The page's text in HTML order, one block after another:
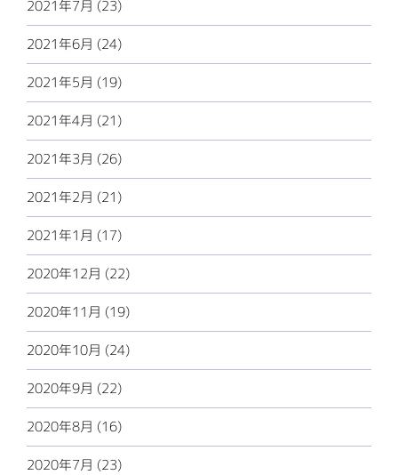
2021年7月 (23)
2021年6月 (24)
2021年5月 (19)
2021年4月 (21)
2021年3月 (26)
2021年2月 (21)
2021年1月 (17)
2020年12月 (22)
2020年11月 (19)
2020年10月 (24)
2020年9月 (22)
2020年8月 (16)
2020年7月 (23)